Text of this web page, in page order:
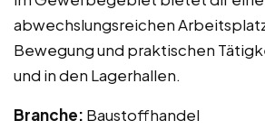
abwechslungsreichen
Bewegung und praktischen
und in den Lagerhallen.
Branche: Baustoffhandel